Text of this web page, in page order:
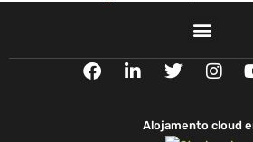
La Universidad
Actualidad, CyberAttacks
F
L
i
k
T
t
I
t
Alojamento cloud